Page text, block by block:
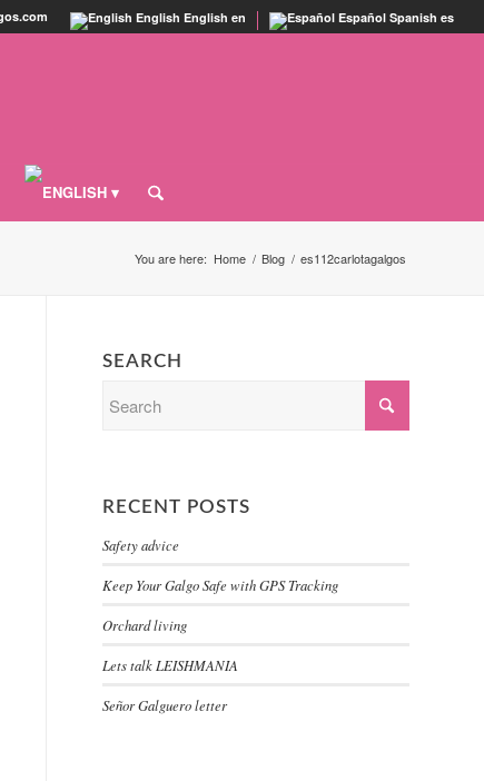
English English en Español Spanish es
You are here: Home / Blog / es112carlotagalgos
SEARCH
RECENT POSTS
Safety advice
Keep Your Galgo Safe with GPS Tracking
Orchard living
Lets talk LEISHMANIA
Señor Galguero letter